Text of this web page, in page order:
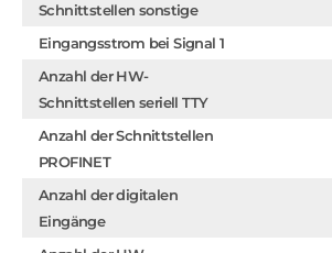
Schnittstellen sonstige
Eingangsstrom bei Signal 1
Anzahl der HW-
Schnittstellen seriell TTY
Anzahl der Schnittstellen
PROFINET
Anzahl der digitalen
Eingänge